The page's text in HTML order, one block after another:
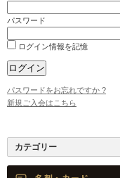
パスワード
ログイン情報を記憶
パスワードをお忘れですか ?
新規ご入会はこちら
カテゴリー